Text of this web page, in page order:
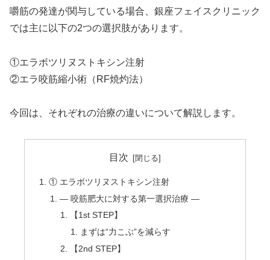
嚼筋の発達が関与している場合、銀座フェイスクリニック
では主に以下の2つの選択肢があります。
①エラボツリヌストキシン注射
②エラ咬筋縮小術（RF焼灼法）
今回は、それぞれの治療の違いについて解説します。
目次
① エラボツリヌストキシン注射
― 咬筋肥大に対する第一選択治療 ―
【1st STEP】
まずは“力こぶ”を減らす
【2nd STEP】